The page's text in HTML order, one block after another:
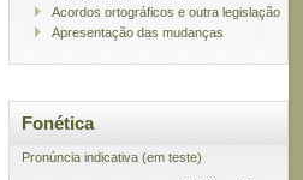
Acordos ortográficos e outra legislação
Apresentação das mudanças
Fonética
Pronúncia indicativa (em teste)